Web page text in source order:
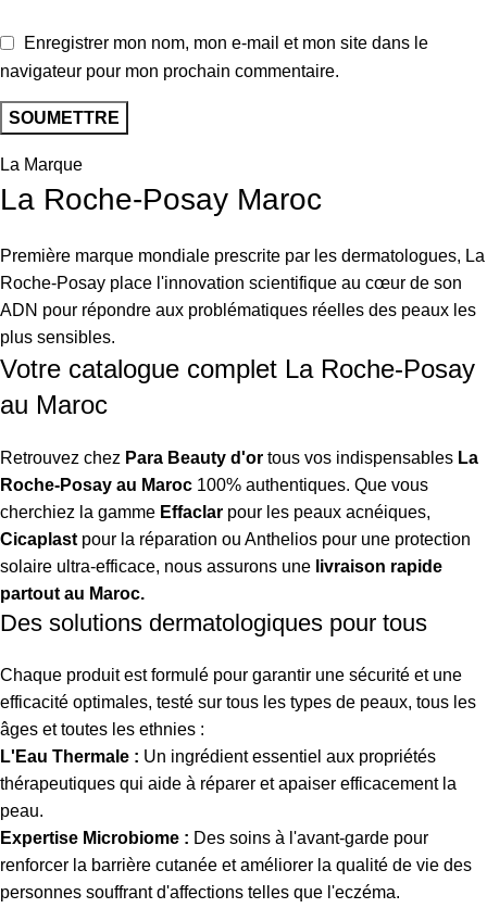
Enregistrer mon nom, mon e-mail et mon site dans le
navigateur pour mon prochain commentaire.
La Marque
La Roche-Posay Maroc
Première marque mondiale prescrite par les dermatologues, La
Roche-Posay place l'innovation scientifique au cœur de son
ADN pour répondre aux problématiques réelles des peaux les
plus sensibles.
Votre catalogue complet La Roche-Posay
au Maroc
Retrouvez chez Para Beauty d'or tous vos indispensables La
Roche-Posay au Maroc 100% authentiques. Que vous
cherchiez la gamme Effaclar pour les peaux acnéiques,
Cicaplast pour la réparation ou Anthelios pour une protection
solaire ultra-efficace, nous assurons une livraison rapide
partout au Maroc.
Des solutions dermatologiques pour tous
Chaque produit est formulé pour garantir une sécurité et une
efficacité optimales, testé sur tous les types de peaux, tous les
âges et toutes les ethnies :
L'Eau Thermale : Un ingrédient essentiel aux propriétés
thérapeutiques qui aide à réparer et apaiser efficacement la
peau.
Expertise Microbiome : Des soins à l'avant-garde pour
renforcer la barrière cutanée et améliorer la qualité de vie des
personnes souffrant d'affections telles que l'eczéma.